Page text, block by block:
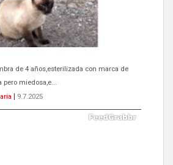
de 4 años,esterilizada con marca de
pero miedosa,e...
9.7.2025